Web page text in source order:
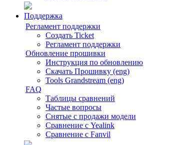
Поддержка
Регламент поддержки
Создать Ticket
Регламент поддержки
Обновление прошивки
Инструкция по обновлению
Скачать Прошивку (eng)
Tools Grandstream (eng)
FAQ
Таблицы сравнений
Частые вопросы
Снятые с продажи модели
Сравнение с Yealink
Сравнение с Fanvil